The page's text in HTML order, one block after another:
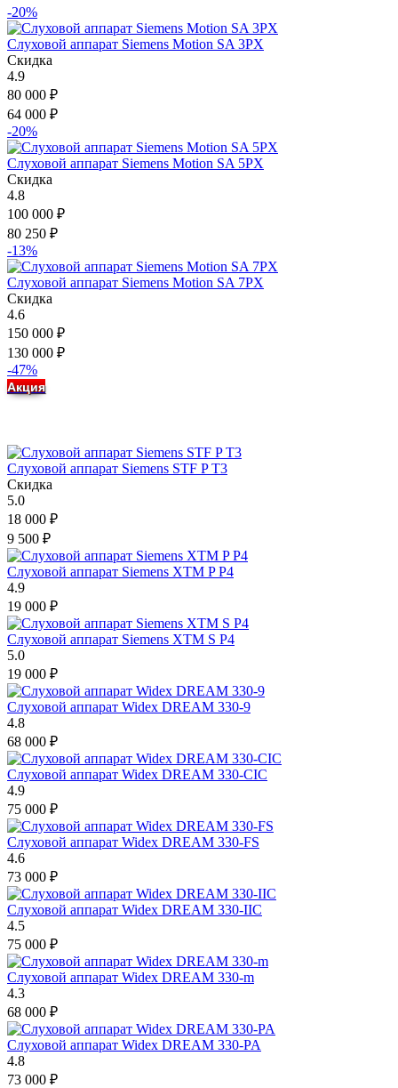
-20%
Слуховой аппарат Siemens Motion SA 3PX
Скидка
4.9
80 000 ₽
64 000 ₽
-20%
Слуховой аппарат Siemens Motion SA 5PX
Скидка
4.8
100 000 ₽
80 250 ₽
-13%
Слуховой аппарат Siemens Motion SA 7PX
Скидка
4.6
150 000 ₽
130 000 ₽
-47%
Акция
Слуховой аппарат Siemens STF P T3
Скидка
5.0
18 000 ₽
9 500 ₽
Слуховой аппарат Siemens XTM P P4
4.9
19 000 ₽
Слуховой аппарат Siemens XTM S P4
5.0
19 000 ₽
Слуховой аппарат Widex DREAM 330-9
4.8
68 000 ₽
Слуховой аппарат Widex DREAM 330-CIC
4.9
75 000 ₽
Слуховой аппарат Widex DREAM 330-FS
4.6
73 000 ₽
Слуховой аппарат Widex DREAM 330-IIC
4.5
75 000 ₽
Слуховой аппарат Widex DREAM 330-m
4.3
68 000 ₽
Слуховой аппарат Widex DREAM 330-PA
4.8
73 000 ₽